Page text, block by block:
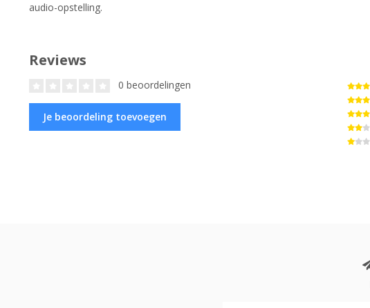
audio-opstelling.
Reviews
0 beoordelingen
Je beoordeling toevoegen